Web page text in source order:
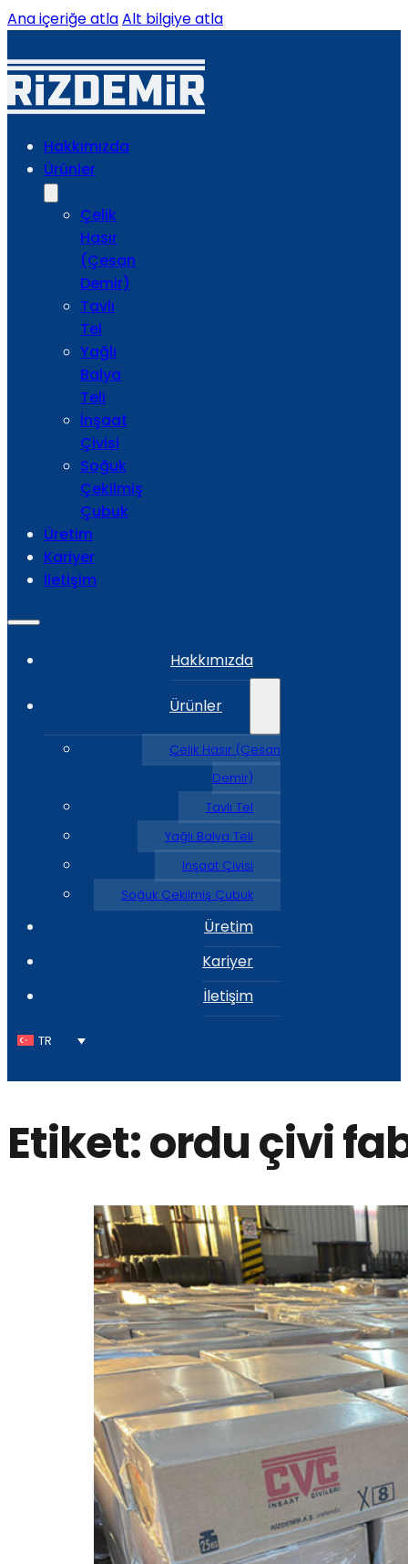
Ana içeriğe atlaAlt bilgiye atla
Hakkımızda
Ürünler
Çelik
Hasır
(Çesan
Demir)
Tavlı
Tel
Yağlı
Balya
Teli
İnşaat
Çivisi
Soğuk
Çekilmiş
Çubuk
Üretim
Kariyer
İletişim
Hakkımızda
Ürünler
Çelik Hasır (Çesan
Demir)
Tavlı Tel
Yağlı Balya Teli
İnşaat Çivisi
Soğuk Çekilmiş Çubuk
Üretim
Kariyer
İletişim
TR
Etiket:ordu çivi